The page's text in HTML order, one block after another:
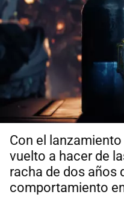
Con el lanzamiento
vuelto a hacer de
racha de dos años
comportamiento